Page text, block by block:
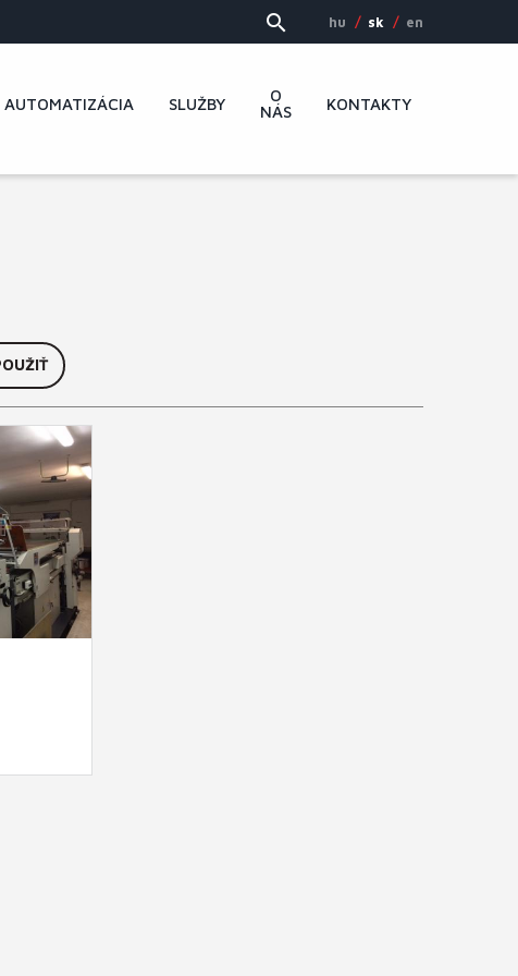
hu sk en
AUTOMATIZÁCIA SLUŽBY
O
NÁS
KONTAKTY